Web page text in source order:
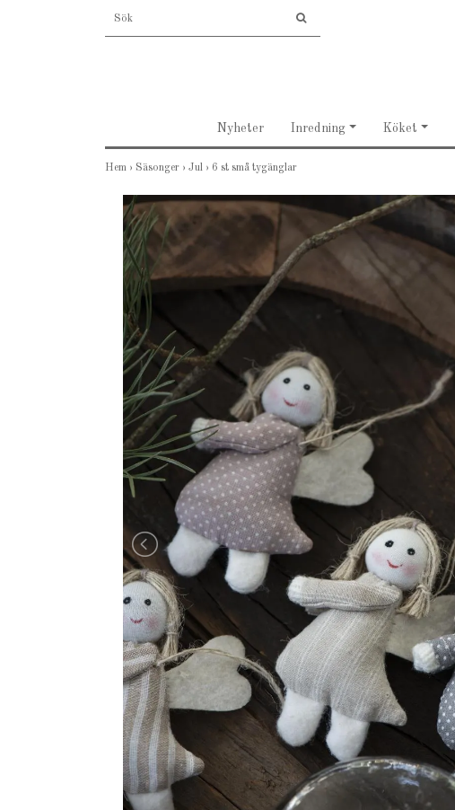
Nyheter Inredning Köket
Hem › Säsonger › Jul › 6 st små tygänglar